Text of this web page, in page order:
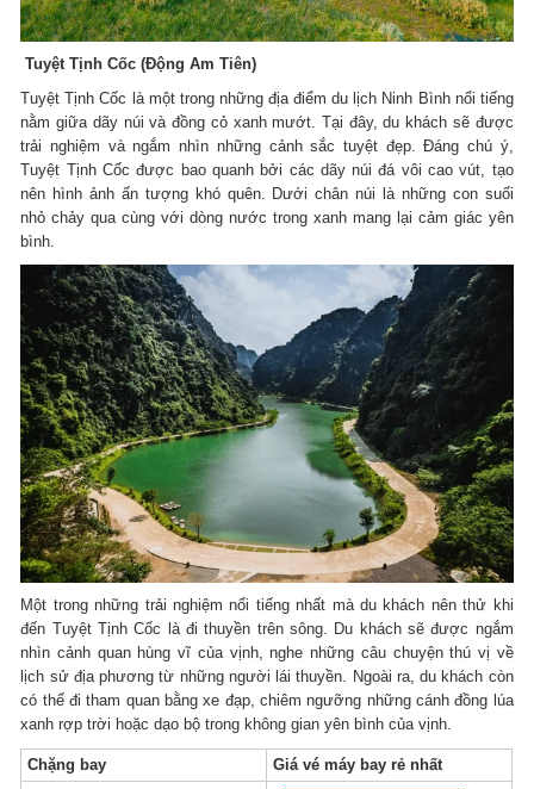
Tuyệt Tịnh Cốc (Động Am Tiên)
Tuyệt Tịnh Cốc là một trong những địa điểm du lịch Ninh Bình nổi tiếng
nằm giữa dãy núi và đồng cỏ xanh mướt. Tại đây, du khách sẽ được
trải nghiệm và ngắm nhìn những cảnh sắc tuyệt đẹp. Đáng chú ý,
Tuyệt Tịnh Cốc được bao quanh bởi các dãy núi đá vôi cao vút, tạo
nên hình ảnh ấn tượng khó quên. Dưới chân núi là những con suối
nhỏ chảy qua cùng với dòng nước trong xanh mang lại cảm giác yên
bình.
Một trong những trải nghiệm nổi tiếng nhất mà du khách nên thử khi
đến Tuyệt Tịnh Cốc là đi thuyền trên sông. Du khách sẽ được ngắm
nhìn cảnh quan hùng vĩ của vịnh, nghe những câu chuyện thú vị về
lịch sử địa phương từ những người lái thuyền. Ngoài ra, du khách còn
có thể đi tham quan bằng xe đạp, chiêm ngưỡng những cánh đồng lúa
xanh rợp trời hoặc dạo bộ trong không gian yên bình của vịnh.
Chặng bay
Giá vé máy bay rẻ nhất